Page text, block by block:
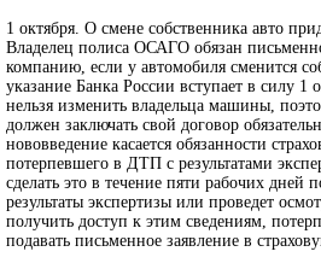
1 октября. О смене собственника авто
Владелец полиса ОСАГО обязан
компанию, если у автомобиля сменится
указание Банка России вступает в силу 1
нельзя изменить владельца машины,
должен заключать свой договор
нововведение касается обязанности
потерпевшего в ДТП с результатами
сделать это в течение пяти рабочих дней
результаты экспертизы или проведет
получить доступ к этим сведениям,
подавать письменное заявление в